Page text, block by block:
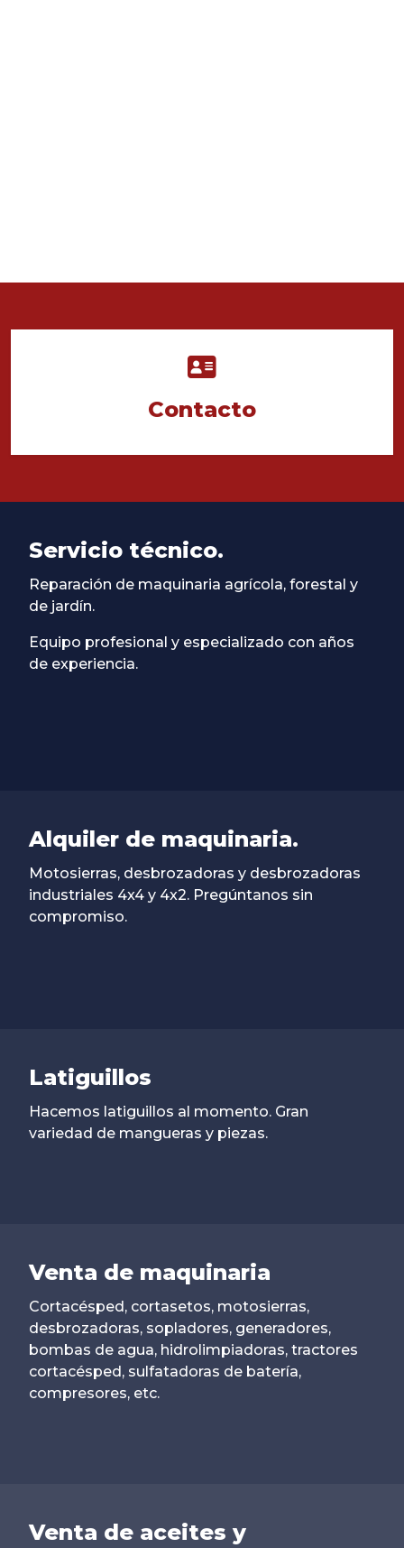
Contacto
Servicio técnico.
Reparación de maquinaria agrícola, forestal y
de jardín.
Equipo profesional y especializado con años
de experiencia.
Alquiler de maquinaria.
Motosierras, desbrozadoras y desbrozadoras
industriales 4x4 y 4x2. Pregúntanos sin
compromiso.
Latiguillos
Hacemos latiguillos al momento. Gran
variedad de mangueras y piezas.
Venta de maquinaria
Cortacésped, cortasetos, motosierras,
desbrozadoras, sopladores, generadores,
bombas de agua, hidrolimpiadoras, tractores
cortacésped, sulfatadoras de batería,
compresores, etc.
Venta de aceites y